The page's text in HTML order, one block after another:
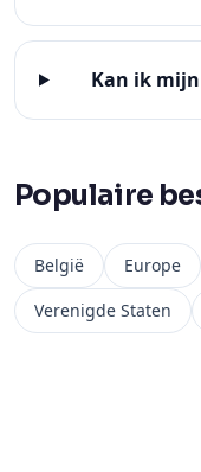
Kan ik
Populaire
België Europe
Verenigde Staten